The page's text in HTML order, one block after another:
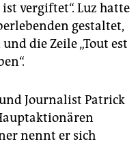
vergiftet“. Luz hatte
gestaltet,
die Zeile „Tout est
Journalist Patrick
nennt er sich